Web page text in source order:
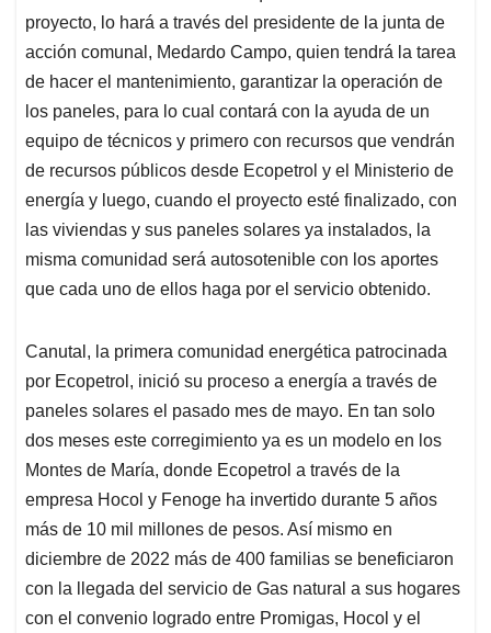
proyecto, lo hará a través del presidente de la junta de
acción comunal, Medardo Campo, quien tendrá la tarea
de hacer el mantenimiento, garantizar la operación de
los paneles, para lo cual contará con la ayuda de un
equipo de técnicos y primero con recursos que vendrán
de recursos públicos desde Ecopetrol y el Ministerio de
energía y luego, cuando el proyecto esté finalizado, con
las viviendas y sus paneles solares ya instalados, la
misma comunidad será autosotenible con los aportes
que cada uno de ellos haga por el servicio obtenido.
Canutal, la primera comunidad energética patrocinada
por Ecopetrol, inició su proceso a energía a través de
paneles solares el pasado mes de mayo. En tan solo
dos meses este corregimiento ya es un modelo en los
Montes de María, donde Ecopetrol a través de la
empresa Hocol y Fenoge ha invertido durante 5 años
más de 10 mil millones de pesos. Así mismo en
diciembre de 2022 más de 400 familias se beneficiaron
con la llegada del servicio de Gas natural a sus hogares
con el convenio logrado entre Promigas, Hocol y el